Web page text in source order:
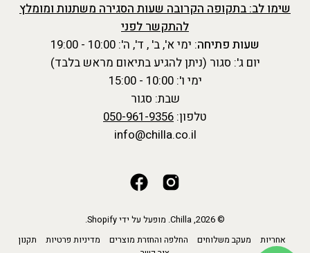
שימו לב: בתקופה הקרובה שעות הסגירה משתנות ומומלץ
להתקשר לפני
שעות פתיחה: ימי א', ב' , ד', ה': 10:00 - 19:00
יום ג': סגור (ניתן להגיע בתיאום מראש בלבד)
ימי ו': 10:00 - 15:00
שבת: סגור
טלפון: 050-961-9356
info@chilla.co.il
© 2026,
Chilla
. מופעל על ידיShopify
.
אחריות
מעקב משלוחים החלפה והחזרת מוצרים מדיניות פרטיות
תקנון